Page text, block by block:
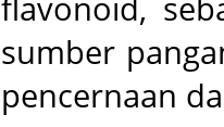
flavonoid,
sumber
pencernaan